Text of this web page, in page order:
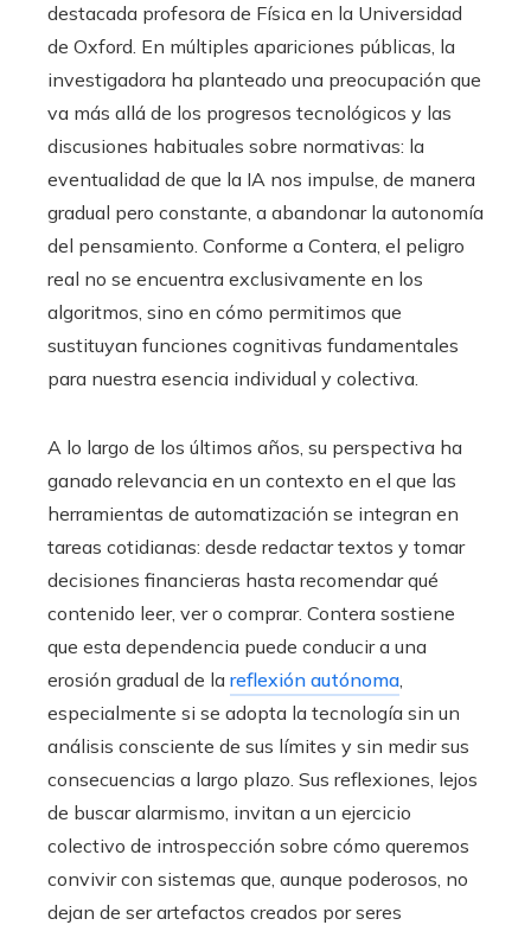
destacada profesora de Física en la Universidad
de Oxford. En múltiples apariciones públicas, la
investigadora ha planteado una preocupación que
va más allá de los progresos tecnológicos y las
discusiones habituales sobre normativas: la
eventualidad de que la IA nos impulse, de manera
gradual pero constante, a abandonar la autonomía
del pensamiento. Conforme a Contera, el peligro
real no se encuentra exclusivamente en los
algoritmos, sino en cómo permitimos que
sustituyan funciones cognitivas fundamentales
para nuestra esencia individual y colectiva.
A lo largo de los últimos años, su perspectiva ha
ganado relevancia en un contexto en el que las
herramientas de automatización se integran en
tareas cotidianas: desde redactar textos y tomar
decisiones financieras hasta recomendar qué
contenido leer, ver o comprar. Contera sostiene
que esta dependencia puede conducir a una
erosión gradual de la reflexión autónoma,
especialmente si se adopta la tecnología sin un
análisis consciente de sus límites y sin medir sus
consecuencias a largo plazo. Sus reflexiones, lejos
de buscar alarmismo, invitan a un ejercicio
colectivo de introspección sobre cómo queremos
convivir con sistemas que, aunque poderosos, no
dejan de ser artefactos creados por seres